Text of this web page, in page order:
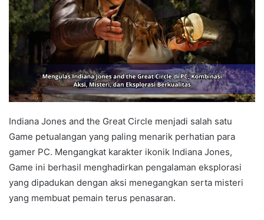
Indiana Jones and the Great Circle menjadi salah satu
Game petualangan yang paling menarik perhatian para
gamer PC. Mengangkat karakter ikonik Indiana Jones,
Game ini berhasil menghadirkan pengalaman eksplorasi
yang dipadukan dengan aksi menegangkan serta misteri
yang membuat pemain terus penasaran.